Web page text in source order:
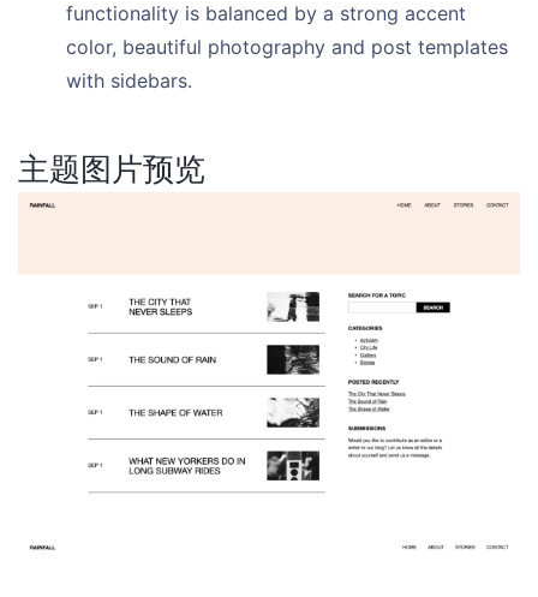
functionality is balanced by a strong accent
color, beautiful photography and post templates
with sidebars.
主题图片预览